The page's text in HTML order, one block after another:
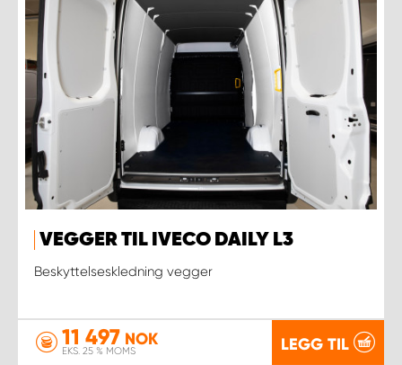
VEGGER TIL IVECO DAILY L3
Beskyttelseskledning vegger
11 497 NOK
EKS. 25 % MOMS LEGG TIL